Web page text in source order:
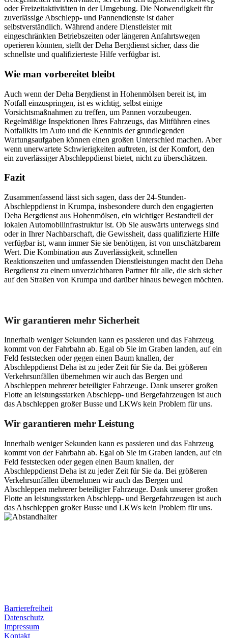
oder Freizeitaktivitäten in der Umgebung. Die Notwendigkeit für
zuverlässige Abschlepp- und Pannendienste ist daher
selbstverständlich. Während andere Dienstleister mit
eingeschränkten Betriebszeiten oder längeren Anfahrtswegen
operieren könnten, stellt der Deha Bergdienst sicher, dass die
schnellste und qualifizierteste Hilfe verfügbar ist.
Wie man vorbereitet bleibt
Auch wenn der Deha Bergdienst in Hohenmölsen bereit ist, im
Notfall einzuspringen, ist es wichtig, selbst einige
Vorsichtsmaßnahmen zu treffen, um Pannen vorzubeugen.
Regelmäßige Inspektionen Ihres Fahrzeugs, das Mitführen eines
Notfallkits im Auto und die Kenntnis der grundlegenden
Wartungsaufgaben können einen großen Unterschied machen. Aber
wenn unerwartete Schwierigkeiten auftreten, ist der Komfort, den
ein zuverlässiger Abschleppdienst bietet, nicht zu überschätzen.
Fazit
Zusammenfassend lässt sich sagen, dass der 24-Stunden-
Abschleppdienst in Krumpa, insbesondere durch den engagierten
Deha Bergdienst aus Hohenmölsen, ein wichtiger Bestandteil der
lokalen Automobilinfrastruktur ist. Ob Sie auswärts unterwegs sind
oder in Ihrer Nachbarschaft, die Gewissheit, dass qualifizierte Hilfe
verfügbar ist, wann immer Sie sie benötigen, ist von unschätzbarem
Wert. Die Kombination aus Zuverlässigkeit, schnellen
Reaktionszeiten und umfassenden Dienstleistungen macht den Deha
Bergdienst zu einem unverzichtbaren Partner für alle, die sich sicher
auf den Straßen von Krumpa und darüber hinaus bewegen möchten.
Wir garantieren mehr Sicherheit
Innerhalb weniger Sekunden kann es passieren und das Fahrzeug
kommt von der Fahrbahn ab. Egal ob Sie im Graben landen, auf ein
Feld feststecken oder gegen einen Baum knallen, der
Abschleppdienst Deha ist zu jeder Zeit für Sie da. Bei größeren
Verkehrsunfällen übernehmen wir auch das Bergen und
Abschleppen mehrerer beteiligter Fahrzeuge. Dank unserer großen
Flotte an leistungsstarken Abschlepp- und Bergefahrzeugen ist auch
das Abschleppen großer Busse und LKWs kein Problem für uns.
Wir garantieren mehr Leistung
Innerhalb weniger Sekunden kann es passieren und das Fahrzeug
kommt von der Fahrbahn ab. Egal ob Sie im Graben landen, auf ein
Feld feststecken oder gegen einen Baum knallen, der
Abschleppdienst Deha ist zu jeder Zeit für Sie da. Bei größeren
Verkehrsunfällen übernehmen wir auch das Bergen und
Abschleppen mehrerer beteiligter Fahrzeuge. Dank unserer großen
Flotte an leistungsstarken Abschlepp- und Bergefahrzeugen ist auch
das Abschleppen großer Busse und LKWs kein Problem für uns.
Barrierefreiheit
Datenschutz
Impressum
Kontakt